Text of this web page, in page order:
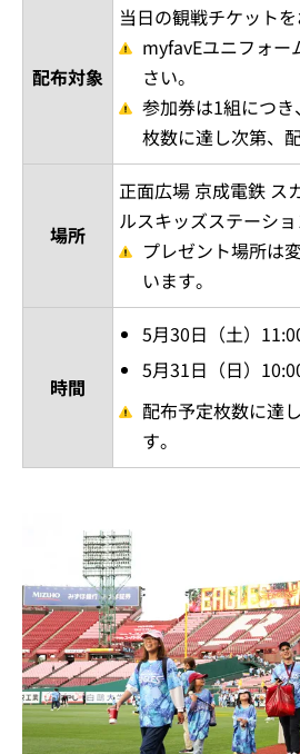
配布対象
当日の観戦チケット
myfavEユニフォー
さい。
参加券は1組につ
枚数に達し次第、
場所
正面広場 京成電鉄 ス
ルスキッズステーシ
プレゼント場所は
います。
時間
5月30日（土）
5月31日（日）
配布予定枚数に達
す。